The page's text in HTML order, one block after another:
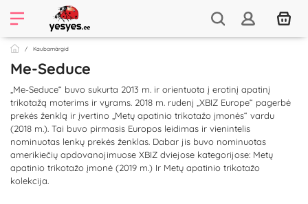
Kaubamärgid
Me-Seduce
„Me-Seduce“ buvo sukurta 2013 m. ir orientuota į erotinį apatinį
trikotažą moterims ir vyrams. 2018 m. rudenį „XBIZ Europe“ pagerbė
prekės ženklą ir įvertino „Metų apatinio trikotažo įmonės“ vardu
(2018 m.). Tai buvo pirmasis Europos leidimas ir vienintelis
nominuotas lenkų prekės ženklas. Dabar jis buvo nominuotas
amerikiečių apdovanojimuose XBIZ dviejose kategorijose: Metų
apatinio trikotažo įmonė (2019 m.) Ir Metų apatinio trikotažo
kolekcija.